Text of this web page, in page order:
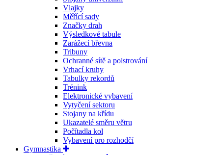
Vlajky
Měřící sady
Značky drah
Výsledkové tabule
Zarážecí břevna
Tribuny
Ochranné sítě a polstrování
Vrhací kruhy
Tabulky rekordů
Trénink
Elektronické vybavení
Vytyčení sektoru
Stojany na křídu
Ukazatelé směru větru
Počítadla kol
Vybavení pro rozhodčí
Gymnastika